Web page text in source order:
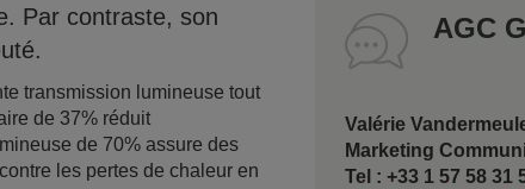
Par contraste, son
transmission lumineuse tout
de 37% réduit
de 70% assure des
les pertes de chaleur en
AGC
Valérie
Marketing
Tel : +33 1 57 58 31